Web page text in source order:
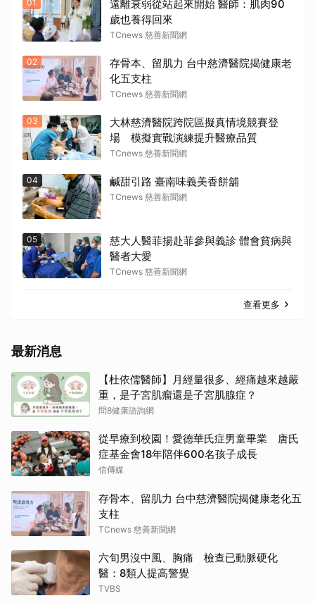
01
遠離衰弱從站起來開始 醫師：肌肉90
歲也養得回來
TCnews 慈善新聞網
02
存骨本、留肌力 台中慈濟醫院揭健康老
化五支柱
TCnews 慈善新聞網
03
大林慈濟醫院跨院區擬真情境競賽登
場 模擬實戰演練提升醫療品質
TCnews 慈善新聞網
04 鹹甜引路 臺南味義美香餅舖
TCnews 慈善新聞網
05
慈大人醫菲揚赴菲參與義診 體會貧病與
醫者大愛
TCnews 慈善新聞網
查看更多
最新消息
【杜依儒醫師】月經量很多、經痛越來越嚴
重，是子宮肌瘤還是子宮肌腺症？
問8健康諮詢網
從早療到校園！愛德華氏症男童畢業 唐氏
症基金會18年陪伴600名孩子成長
信傳媒
存骨本、留肌力 台中慈濟醫院揭健康老化五
支柱
TCnews 慈善新聞網
六旬男沒中風、胸痛 檢查已動脈硬化
醫：8類人提高警覺
TVBS